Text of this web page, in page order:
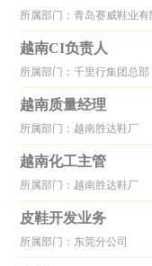
所属部门：青岛赛威鞋业有
越南CI负责人
所属部门：千里行集团总部
越南质量经理
所属部门：越南胜达鞋厂
越南化工主管
所属部门：越南胜达鞋厂
皮鞋开发业务
所属部门：东莞分公司